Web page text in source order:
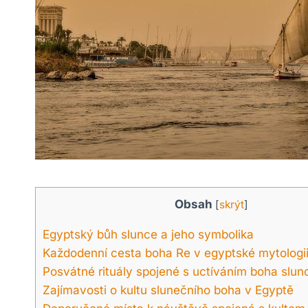
Obsah [skrýt]
Egyptský bůh slunce a jeho symbolika
Každodenní cesta boha Re v egyptské mytologii
Posvátné rituály spojené s uctíváním boha
Zajímavosti o kultu slunečního boha v Egyptě